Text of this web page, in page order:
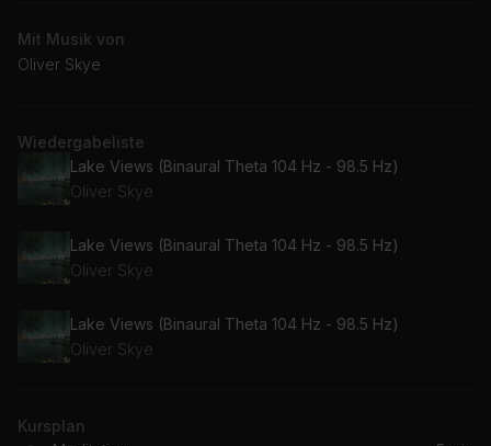
Mit Musik von
Oliver Skye
Wiedergabeliste
Lake Views (Binaural Theta 104 Hz - 98.5 Hz)
Oliver Skye
Lake Views (Binaural Theta 104 Hz - 98.5 Hz)
Oliver Skye
Lake Views (Binaural Theta 104 Hz - 98.5 Hz)
Oliver Skye
Kursplan